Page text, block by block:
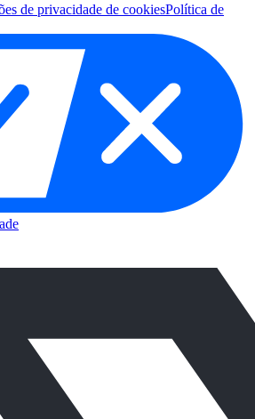
de privacidade de cookiesPolítica de